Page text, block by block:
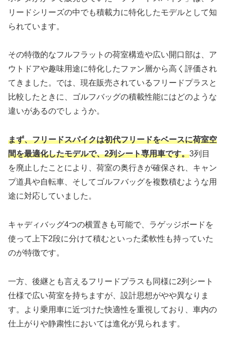
リードシリーズの中でも積載力に特化したモデルとして知
られています。
その特徴的なフルフラットの荷室構造や広い開口部は、ア
ウトドアや趣味用途に特化したファン層から高く評価され
てきました。では、現在販売されているフリードプラスと
比較したときに、ゴルフバッグの積載性能にはどのような
違いがあるのでしょうか。
まず、フリードスパイクは初代フリードをベースに荷室空
間を最適化したモデルで、2列シート専用車です。3列目
を廃止したことにより、荷室の奥行きが確保され、キャン
プ道具や自転車、そしてゴルフバッグを複数積むような用
途に対応していました。
キャディバッグ4つの横置きも可能で、ラゲッジボードを
使って上下2段に分けて積むといった柔軟性も持っていた
のが特徴です。
一方、後継とも言えるフリードプラスも同様に2列シート
仕様で広い荷室を持ちますが、設計思想がやや異なりま
す。より乗用車に近づけた快適性を重視しており、車内の
仕上がりや静粛性においては進化が見られます。